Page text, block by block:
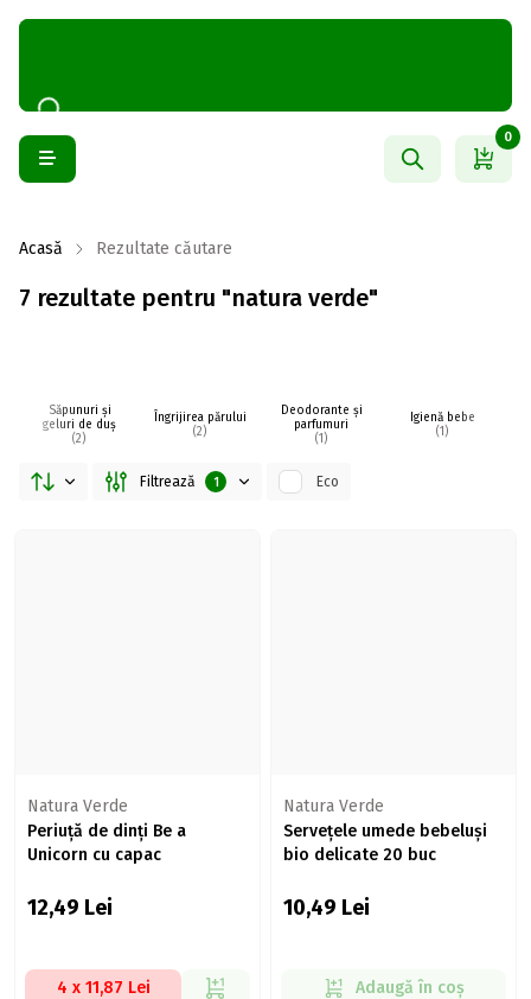
0
Acasă Rezultate căutare
7 rezultate pentru "natura verde"
Săpunuri și
geluri de duș
(2)
Îngrijirea părului
(2)
Deodorante și
parfumuri
(1)
Igienă bebe
(1)
Filtrează 1 Eco
Natura Verde
Periuță de dinți Be a
Unicorn cu capac
12,49 Lei
4 x 11,87 Lei
Natura Verde
Servețele umede bebeluși
bio delicate 20 buc
10,49 Lei
Adaugă în coș